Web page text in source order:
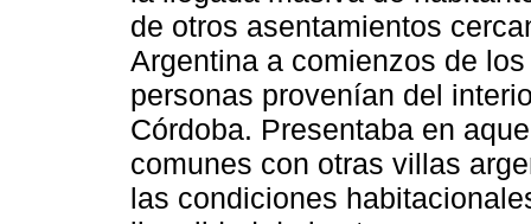
de otros asentamientos
Argentina a comienzos de
personas provenían del
Córdoba. Presentaba en
comunes con otras villas
las condiciones